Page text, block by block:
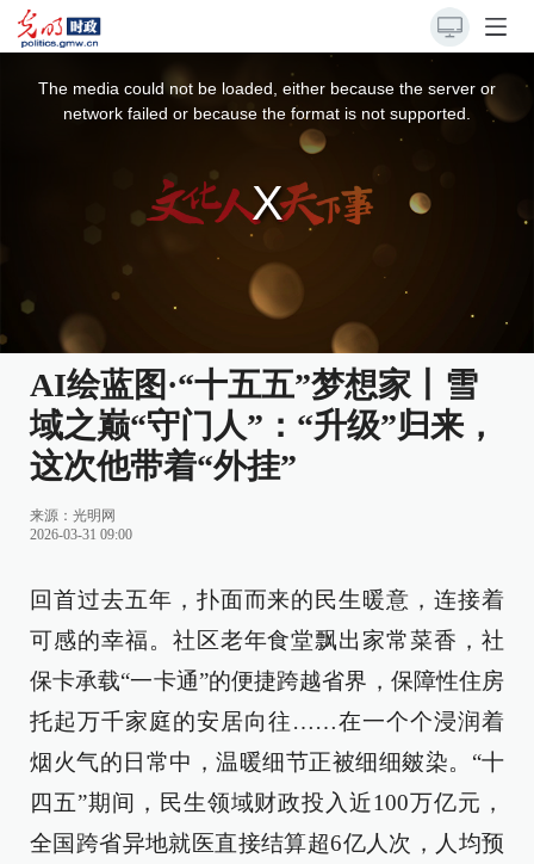
The media could not be loaded, either because the server or
network failed or because the format is not supported.
AI绘蓝图·“十五五”梦想家丨雪
域之巅“守门人”：“升级”归来，
这次他带着“外挂”
来源： 光明网
2026-03-31 09:00
回首过去五年，扑面而来的民生暖意，连接着
可感的幸福。社区老年食堂飘出家常菜香，社
保卡承载“一卡通”的便捷跨越省界，保障性住房
托起万千家庭的安居向往……在一个个浸润着
烟火气的日常中，温暖细节正被细细皴染。“十
四五”期间，民生领域财政投入近100万亿元，
全国跨省异地就医直接结算超6亿人次，人均预